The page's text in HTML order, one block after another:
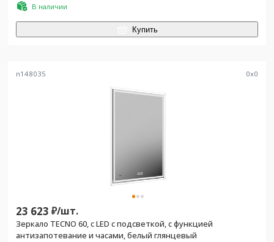
В наличии
Купить
n148035 0x0
23 623 ₽/шт.
Зеркало TECNO 60, c LED с подсветкой, с функцией
антизапотевание и часами, белый глянцевый